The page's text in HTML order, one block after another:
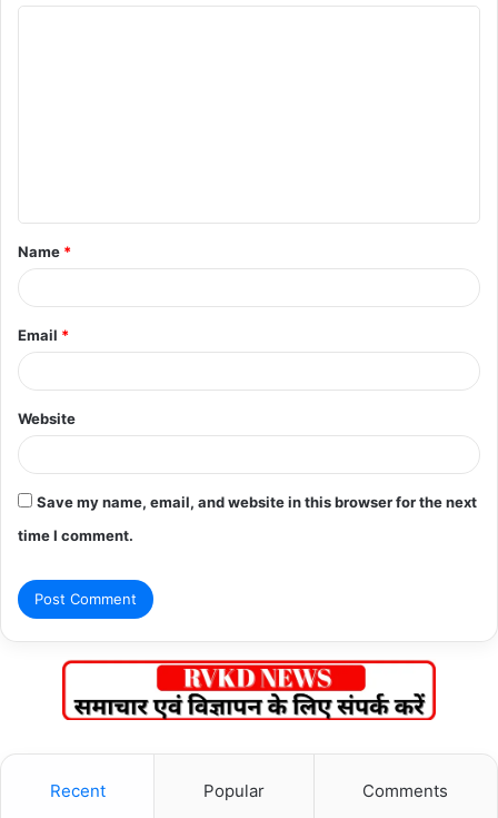
t
*
Name *
Email *
Website
Save my name, email, and website in this browser for the next
time I comment.
Recent Popular Comments